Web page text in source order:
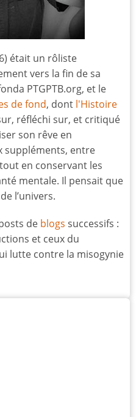
était un rôliste
vers la fin de sa
PTGPTB.org, et le
de fond, dont l'Histoire
réfléchi sur, et critiqué
son rêve en
suppléments, entre
en conservant les
mentale. Il pensait que
l’univers.
de blogs successifs :
et ceux du
lutte contre la misogynie